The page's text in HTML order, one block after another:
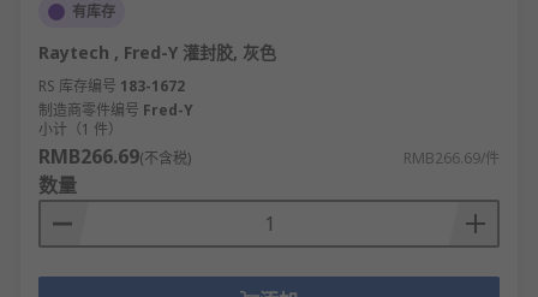
有库存
Raytech , Fred-Y 灌封胶, 灰色
RS 库存编号 183-1672
制造商零件编号 Fred-Y
小计（1 件）
RMB266.69(不含税) RMB266.69/件
数量